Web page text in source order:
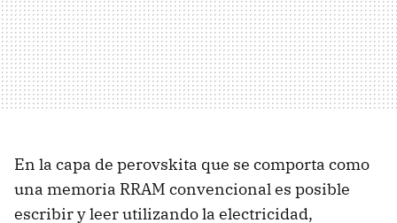
En la capa de perovskita que se comporta como
una memoria RRAM convencional es posible
escribir y leer utilizando la electricidad,